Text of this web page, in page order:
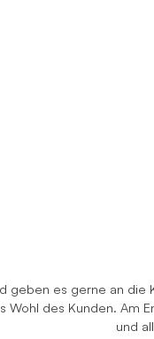
geben es gerne an
Wohl des Kunden. Am
und